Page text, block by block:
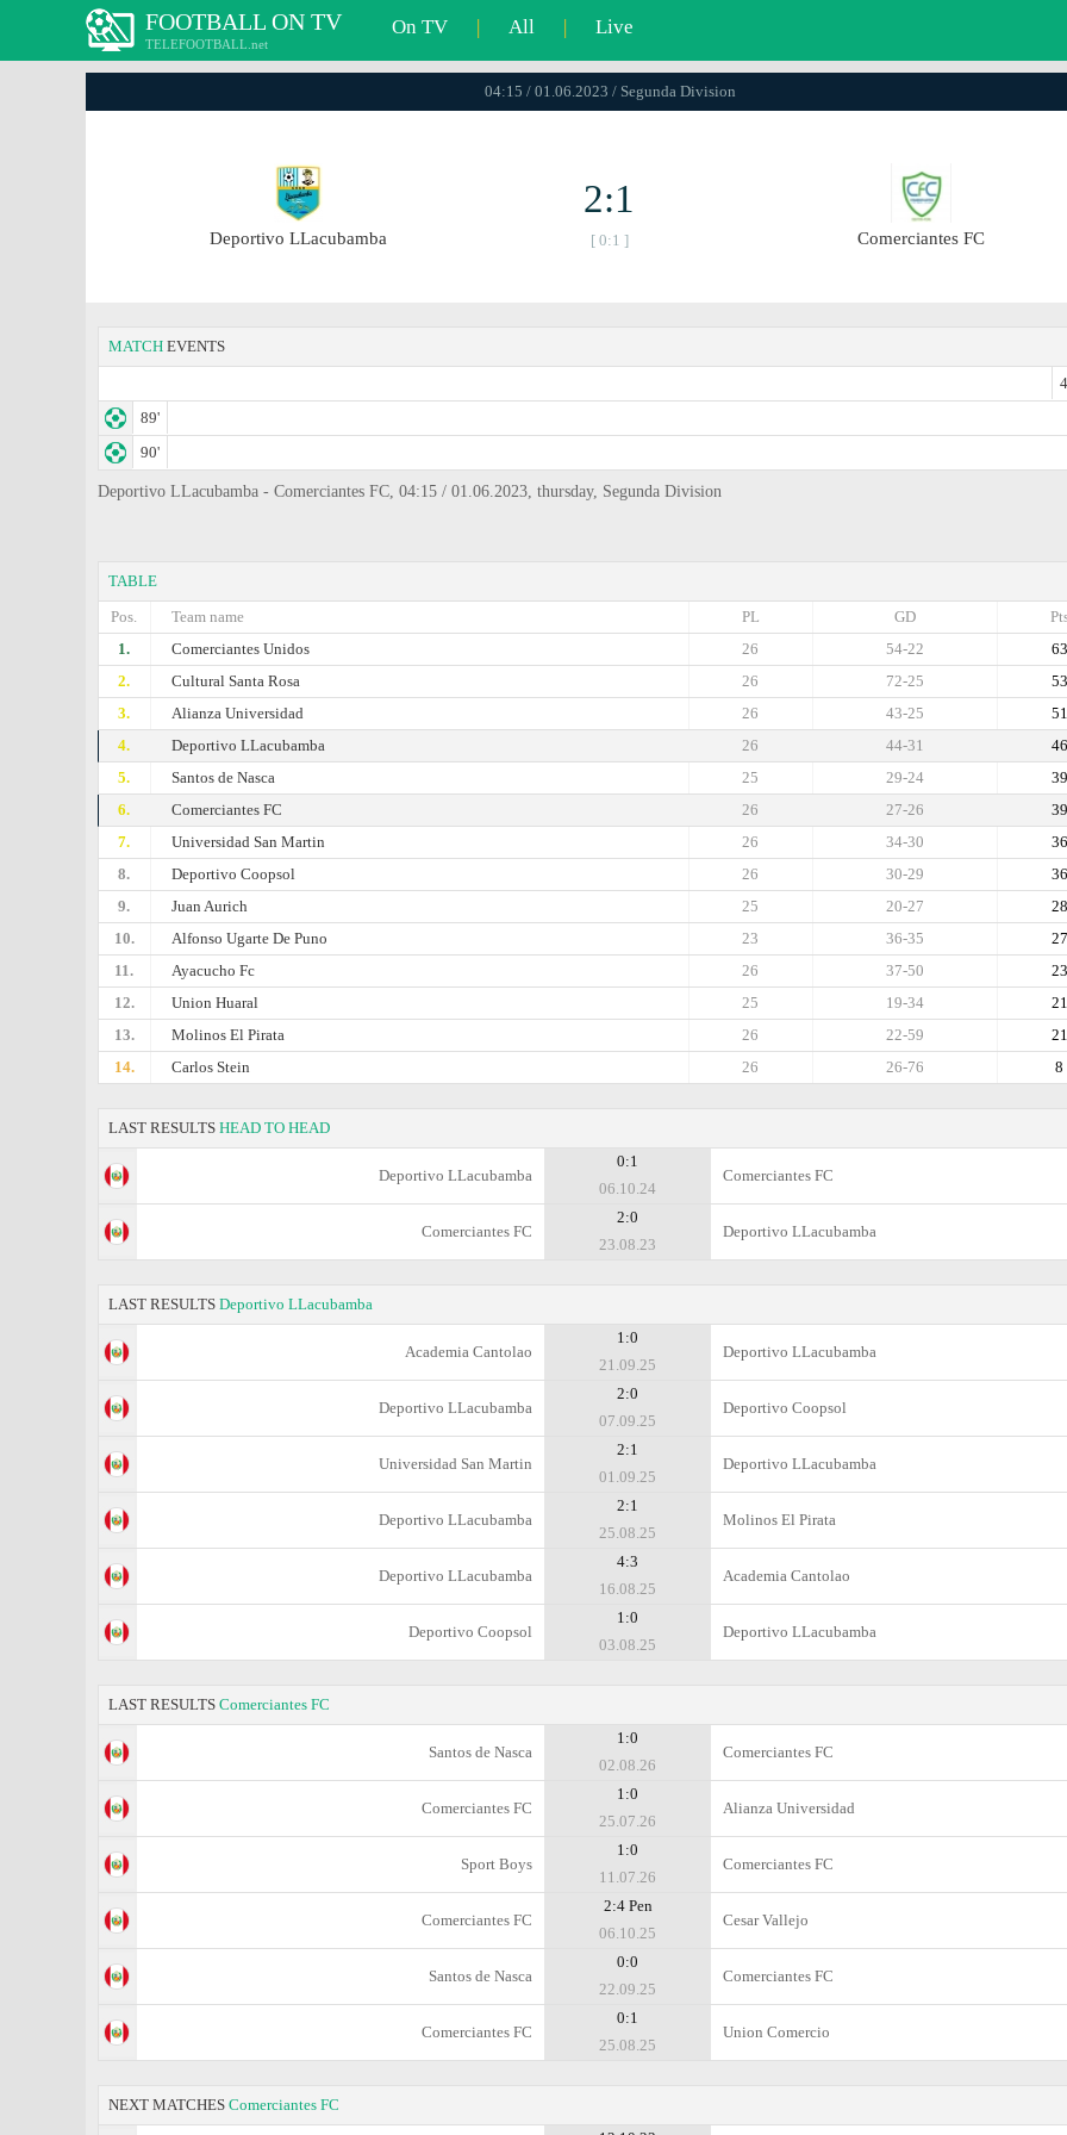
FOOTBALL ON TV
TELEFOOTBALL.net
On TV | All | Live
04:15 / 01.06.2023 / Segunda Divisiоn
Deportivo LLacubamba
2:1
[ 0:1 ] Comerciantes FC
MATCH EVENTS
89'
90'
Deportivo LLacubamba - Comerciantes FC, 04:15 / 01.06.2023, thursday, Segunda Divisiоn
TABLE
Pos.
Team name GD
PL
1.
Comerciantes Unidos 63
54-22
26
2.
Cultural Santa Rosa 53
72-25
26
3.
Alianza Universidad 51
43-25
26
4.
Deportivo LLacubamba 46
44-31
26
5.
Santos de Nasca 39
29-24
25
6.
Comerciantes FC 39
27-26
26
7.
Universidad San Martin 36
34-30
26
8.
Deportivo Coopsol 36
30-29
26
9.
Juan Aurich 28
20-27
25
10.
Alfonso Ugarte De Puno 27
36-35
23
11.
Ayacucho Fc 23
37-50
26
12.
Union Huaral 21
19-34
25
13.
Molinos El Pirata 21
22-59
26
14.
Carlos Stein 8
26-76
26
LAST RESULTS HEAD TO HEAD
Deportivo LLacubamba
0:1
06.10.24
Comerciantes FC
Comerciantes FC
2:0
23.08.23
Deportivo LLacubamba
LAST RESULTS Deportivo LLacubamba
Academia Cantolao
1:0
21.09.25
Deportivo LLacubamba
Deportivo LLacubamba
2:0
07.09.25
Deportivo Coopsol
Universidad San Martin
2:1
01.09.25
Deportivo LLacubamba
Deportivo LLacubamba
2:1
25.08.25
Molinos El Pirata
Deportivo LLacubamba
4:3
16.08.25
Academia Cantolao
Deportivo Coopsol
1:0
03.08.25
Deportivo LLacubamba
LAST RESULTS Comerciantes FC
Santos de Nasca
1:0
02.08.26
Comerciantes FC
Comerciantes FC
1:0
25.07.26
Alianza Universidad
Sport Boys
1:0
11.07.26
Comerciantes FC
Comerciantes FC
2:4 Pen
06.10.25
Cesar Vallejo
Santos de Nasca
0:0
22.09.25
Comerciantes FC
Comerciantes FC
0:1
25.08.25
Union Comercio
NEXT MATCHES Comerciantes FC